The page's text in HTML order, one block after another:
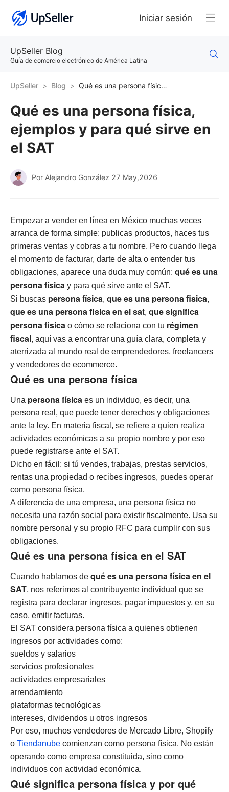
Iniciar sesión
UpSeller Blog
Guía de comercio electrónico de América Latina
UpSeller Blog Qué es una persona física, ejemplos y para qué sirve en el SAT
Qué es una persona física,
ejemplos y para qué sirve en
el SAT
Por Alejandro González 27 May,2026
Empezar a vender en línea en México muchas veces
arranca de forma simple: publicas productos, haces tus
primeras ventas y cobras a tu nombre. Pero cuando llega
el momento de facturar, darte de alta o entender tus
obligaciones, aparece una duda muy común: qué es una
persona física y para qué sirve ante el SAT.
Si buscas persona física, que es una persona fisica,
que es una persona fisica en el sat, que significa
persona fisica o cómo se relaciona con tu régimen
fiscal, aquí vas a encontrar una guía clara, completa y
aterrizada al mundo real de emprendedores, freelancers
y vendedores de ecommerce.
Qué es una persona física
Una persona física es un individuo, es decir, una
persona real, que puede tener derechos y obligaciones
ante la ley. En materia fiscal, se refiere a quien realiza
actividades económicas a su propio nombre y por eso
puede registrarse ante el SAT.
Dicho en fácil: si tú vendes, trabajas, prestas servicios,
rentas una propiedad o recibes ingresos, puedes operar
como persona física.
A diferencia de una empresa, una persona física no
necesita una razón social para existir fiscalmente. Usa su
nombre personal y su propio RFC para cumplir con sus
obligaciones.
Qué es una persona física en el SAT
Cuando hablamos de qué es una persona física en el
SAT, nos referimos al contribuyente individual que se
registra para declarar ingresos, pagar impuestos y, en su
caso, emitir facturas.
El SAT considera persona física a quienes obtienen
ingresos por actividades como:
sueldos y salarios
servicios profesionales
actividades empresariales
arrendamiento
plataformas tecnológicas
intereses, dividendos u otros ingresos
Por eso, muchos vendedores de Mercado Libre, Shopify
o Tiendanube comienzan como persona física. No están
operando como empresa constituida, sino como
individuos con actividad económica.
Qué significa persona física y por qué